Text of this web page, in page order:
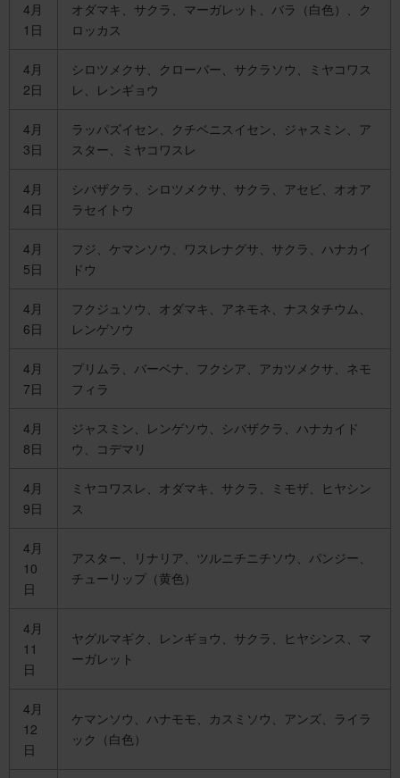
4月
1日
オダマキ、サクラ、マーガレット、バラ（白色）、ク
ロッカス
4月
2日
シロツメクサ、クローバー、サクラソウ、ミヤコワス
レ、レンギョウ
4月
3日
ラッパズイセン、クチベニスイセン、ジャスミン、ア
スター、ミヤコワスレ
4月
4日
シバザクラ、シロツメクサ、サクラ、アセビ、オオア
ラセイトウ
4月
5日
フジ、ケマンソウ、ワスレナグサ、サクラ、ハナカイ
ドウ
4月
6日
フクジュソウ、オダマキ、アネモネ、ナスタチウム、
レンゲソウ
4月
7日
プリムラ、バーベナ、フクシア、アカツメクサ、ネモ
フィラ
4月
8日
ジャスミン、レンゲソウ、シバザクラ、ハナカイド
ウ、コデマリ
4月
9日
ミヤコワスレ、オダマキ、サクラ、ミモザ、ヒヤシン
ス
4月
10
日
アスター、リナリア、ツルニチニチソウ、パンジー、
チューリップ（黄色）
4月
11
日
ヤグルマギク、レンギョウ、サクラ、ヒヤシンス、マ
ーガレット
4月
12
日
ケマンソウ、ハナモモ、カスミソウ、アンズ、ライラ
ック（白色）